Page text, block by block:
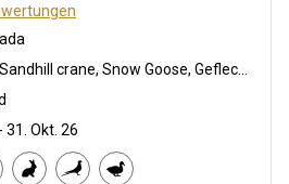
31. Okt. 26